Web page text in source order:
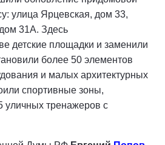
улица Ярцевская, дом 33,
31А. Здесь
детские площадки и заменили
более 50 элементов
и малых архитектурных
спортивные зоны,
уличных тренажеров с